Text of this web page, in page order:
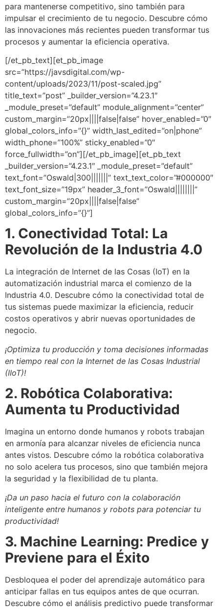
para mantenerse competitivo, sino también para
impulsar el crecimiento de tu negocio. Descubre cómo
las innovaciones más recientes pueden transformar tus
procesos y aumentar la eficiencia operativa.
[/et_pb_text][et_pb_image
src=”https://javsdigital.com/wp-
content/uploads/2023/11/post-scaled.jpg”
title_text=”post” _builder_version=”4.23.1″
_module_preset=”default” module_alignment=”center”
custom_margin=”20px||||false|false” hover_enabled=”0″
global_colors_info=”{}” width_last_edited=”on|phone”
width_phone=”100%” sticky_enabled=”0″
force_fullwidth=”on”][/et_pb_image][et_pb_text
_builder_version=”4.23.1″ _module_preset=”default”
text_font=”Oswald|300|||||||” text_text_color=”#000000″
text_font_size=”19px” header_3_font=”Oswald||||||||”
custom_margin=”20px||||false|false”
global_colors_info=”{}”]
1. Conectividad Total: La
Revolución de la Industria 4.0
La integración de Internet de las Cosas (IoT) en la
automatización industrial marca el comienzo de la
Industria 4.0. Descubre cómo la conectividad total de
tus sistemas puede maximizar la eficiencia, reducir
costos operativos y abrir nuevas oportunidades de
negocio.
¡Optimiza tu producción y toma decisiones informadas
en tiempo real con la Internet de las Cosas Industrial
(IIoT)!
2. Robótica Colaborativa:
Aumenta tu Productividad
Imagina un entorno donde humanos y robots trabajan
en armonía para alcanzar niveles de eficiencia nunca
antes vistos. Descubre cómo la robótica colaborativa
no solo acelera tus procesos, sino que también mejora
la seguridad y la flexibilidad de tu planta.
¡Da un paso hacia el futuro con la colaboración
inteligente entre humanos y robots para potenciar tu
productividad!
3. Machine Learning: Predice y
Previene para el Éxito
Desbloquea el poder del aprendizaje automático para
anticipar fallas en tus equipos antes de que ocurran.
Descubre cómo el análisis predictivo puede transformar